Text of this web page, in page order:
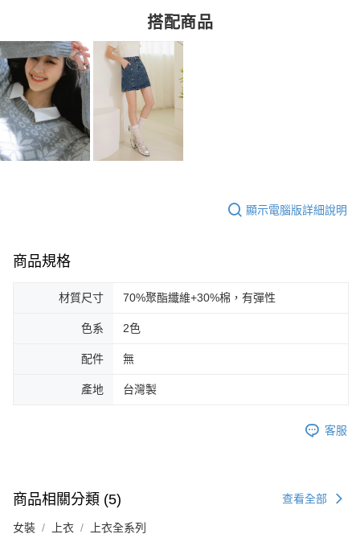
搭配商品
顯示電腦版詳細說明
商品規格
材質尺寸 70%聚酯纖維+30%棉，有彈性
色系 2色
配件 無
產地 台灣製
客服
商品相關分類 (5) 查看全部
女裝 上衣 上衣全系列